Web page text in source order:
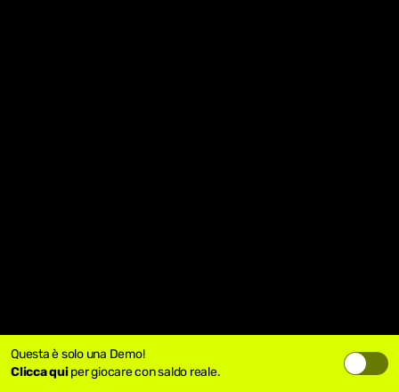
Questa è solo una Demo!
Clicca quiper giocare con saldo reale.